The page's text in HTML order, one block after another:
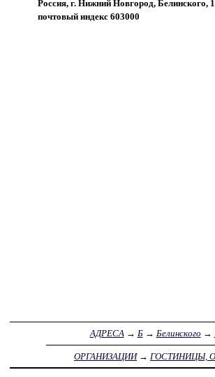
Россия, г. Нижний Новгород, Белинского,
почтовый индекс 603000
АДРЕСА→ Б→ Белинского →
ОРГАНИЗАЦИИ→ ГОСТИНИЦЫ,